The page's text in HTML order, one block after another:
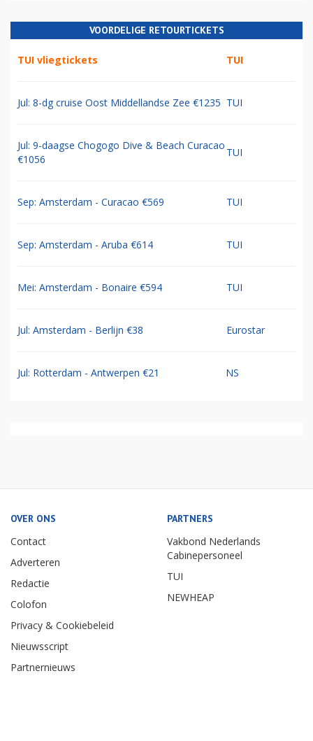
VOORDELIGE RETOURTICKETS
TUI vliegtickets TUI
Jul: 8-dg cruise Oost Middellandse Zee €1235 TUI
Jul: 9-daagse Chogogo Dive & Beach Curacao
€1056
TUI
Sep: Amsterdam - Curacao €569 TUI
Sep: Amsterdam - Aruba €614 TUI
Mei: Amsterdam - Bonaire €594 TUI
Jul: Amsterdam - Berlijn €38 Eurostar
Jul: Rotterdam - Antwerpen €21 NS
OVER ONS
Contact
Adverteren
Redactie
Colofon
Privacy & Cookiebeleid
Nieuwsscript
Partnernieuws
PARTNERS
Vakbond Nederlands
Cabinepersoneel
TUI
NEWHEAP